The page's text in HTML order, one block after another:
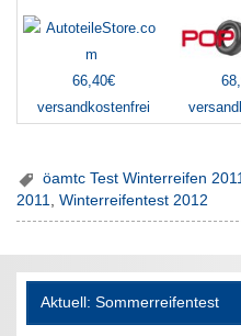
66,40€
versandkostenfrei
öamtc Test Winterreifen
2011,Winterreifentest 2012
Aktuell: Sommerreifentest